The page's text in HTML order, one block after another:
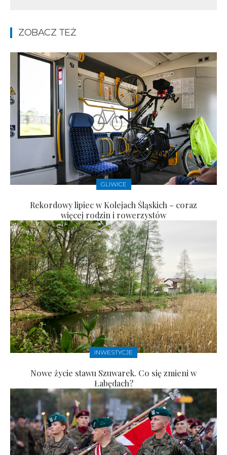
ZOBACZ TEŻ
GLIWICE
Rekordowy lipiec w Kolejach Śląskich – coraz
więcej rodzin i rowerzystów
INWESTYCJE
Nowe życie stawu Szuwarek. Co się zmieni w
Łabędach?